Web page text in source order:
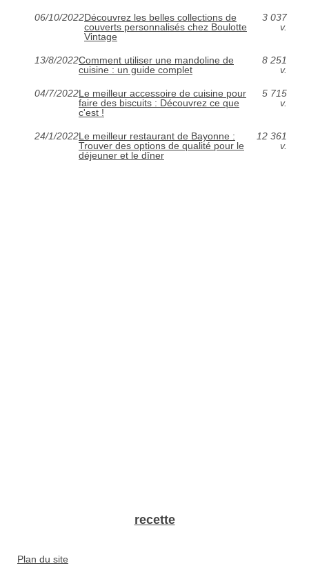
06/10/2022Découvrez les belles collections de
couverts personnalisés chez Boulotte
Vintage
3 037
v.
13/8/2022Comment utiliser une mandoline de
cuisine : un guide complet
8 251
v.
04/7/2022Le meilleur accessoire de cuisine pour
faire des biscuits : Découvrez ce que
c'est !
5 715
v.
24/1/2022Le meilleur restaurant de Bayonne :
Trouver des options de qualité pour le
déjeuner et le dîner
12 361
v.
recette
Plan du site